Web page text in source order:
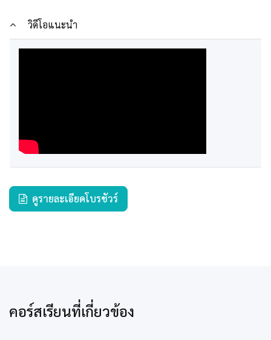
วิดีโอแนะนำ
ดูรายละเอียดโบรชัวร์
คอร์สเรียนที่เกี่ยวข้อง